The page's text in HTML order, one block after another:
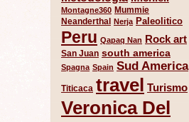
Montagne360 Mummie
Neanderthal Nerja Paleolitico
Peru Qapaq Nan Rock art
San Juan south america
Spagna Spain Sud America
Titicaca travel Turismo
Veronica Del